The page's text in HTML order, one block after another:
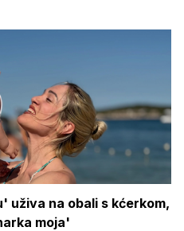
uživa na obali s kćerkom,
moja'